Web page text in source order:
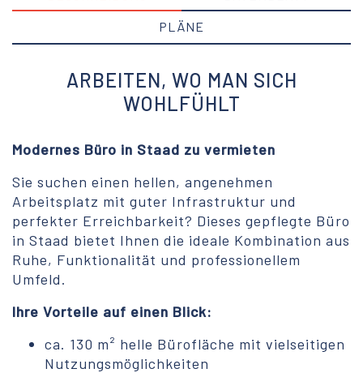
PLÄNE
ARBEITEN, WO MAN SICH
WOHLFÜHLT
Modernes Büro in Staad zu vermieten
Sie suchen einen hellen, angenehmen
Arbeitsplatz mit guter Infrastruktur und
perfekter Erreichbarkeit? Dieses gepflegte Büro
in Staad bietet Ihnen die ideale Kombination aus
Ruhe, Funktionalität und professionellem
Umfeld.
Ihre Vorteile auf einen Blick:
ca. 130 m² helle Bürofläche mit vielseitigen
Nutzungsmöglichkeiten